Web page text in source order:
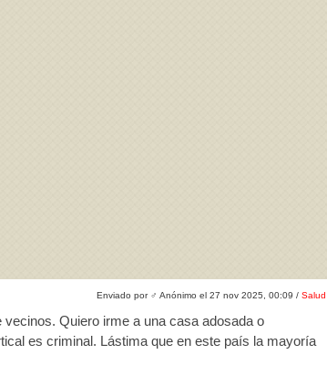
Enviado por ♂ Anónimo el 27 nov 2025, 00:09 / Salud
Quiero irme a una casa adosada o
es criminal. Lástima que en este país la mayoría